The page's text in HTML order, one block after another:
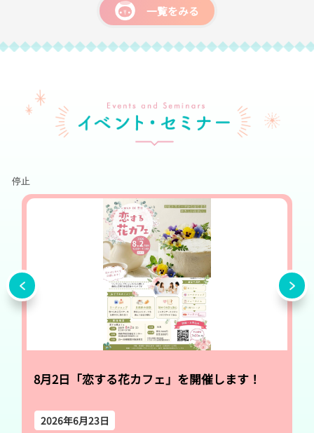
（令和7年12月成婚）
2026年1月8日
【199組目】リラックスできる関係が、結婚の決め手で
2025年12月17日
年末年始休業日のお知らせ
月成婚）
11月の営業内容変更（臨時）のお知らせ
一覧をみる
停止
詳細を見る
8月2日「恋する花カフェ」を開催します！
2026年6月23日